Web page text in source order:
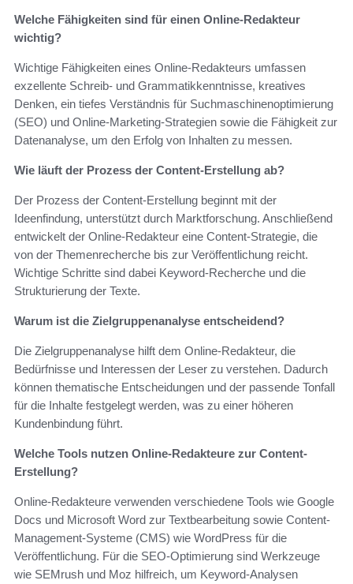
Welche Fähigkeiten sind für einen Online-Redakteur
wichtig?
Wichtige Fähigkeiten eines Online-Redakteurs umfassen
exzellente Schreib- und Grammatikkenntnisse, kreatives
Denken, ein tiefes Verständnis für Suchmaschinenoptimierung
(SEO) und Online-Marketing-Strategien sowie die Fähigkeit zur
Datenanalyse, um den Erfolg von Inhalten zu messen.
Wie läuft der Prozess der Content-Erstellung ab?
Der Prozess der Content-Erstellung beginnt mit der
Ideenfindung, unterstützt durch Marktforschung. Anschließend
entwickelt der Online-Redakteur eine Content-Strategie, die
von der Themenrecherche bis zur Veröffentlichung reicht.
Wichtige Schritte sind dabei Keyword-Recherche und die
Strukturierung der Texte.
Warum ist die Zielgruppenanalyse entscheidend?
Die Zielgruppenanalyse hilft dem Online-Redakteur, die
Bedürfnisse und Interessen der Leser zu verstehen. Dadurch
können thematische Entscheidungen und der passende Tonfall
für die Inhalte festgelegt werden, was zu einer höheren
Kundenbindung führt.
Welche Tools nutzen Online-Redakteure zur Content-
Erstellung?
Online-Redakteure verwenden verschiedene Tools wie Google
Docs und Microsoft Word zur Textbearbeitung sowie Content-
Management-Systeme (CMS) wie WordPress für die
Veröffentlichung. Für die SEO-Optimierung sind Werkzeuge
wie SEMrush und Moz hilfreich, um Keyword-Analysen